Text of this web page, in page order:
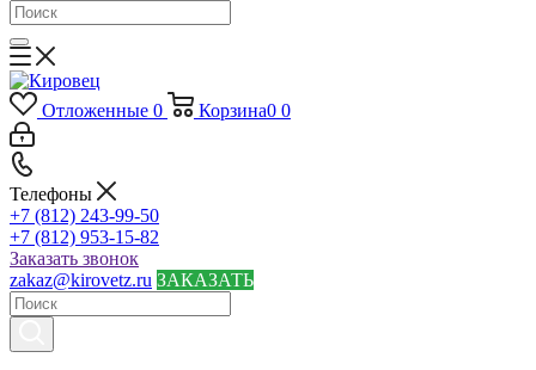
Отложенные 0 Корзина0 0
Телефоны
+7 (812) 243-99-50
+7 (812) 953-15-82
Заказать звонок
zakaz@kirovetz.ru ЗАКАЗАТЬ